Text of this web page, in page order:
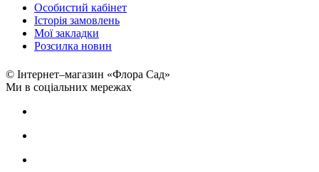
Особистий кабінет
Історія замовлень
Мої закладки
Розсилка новин
© Інтернет–магазин «Флора Сад»
Ми в соціальних мережах